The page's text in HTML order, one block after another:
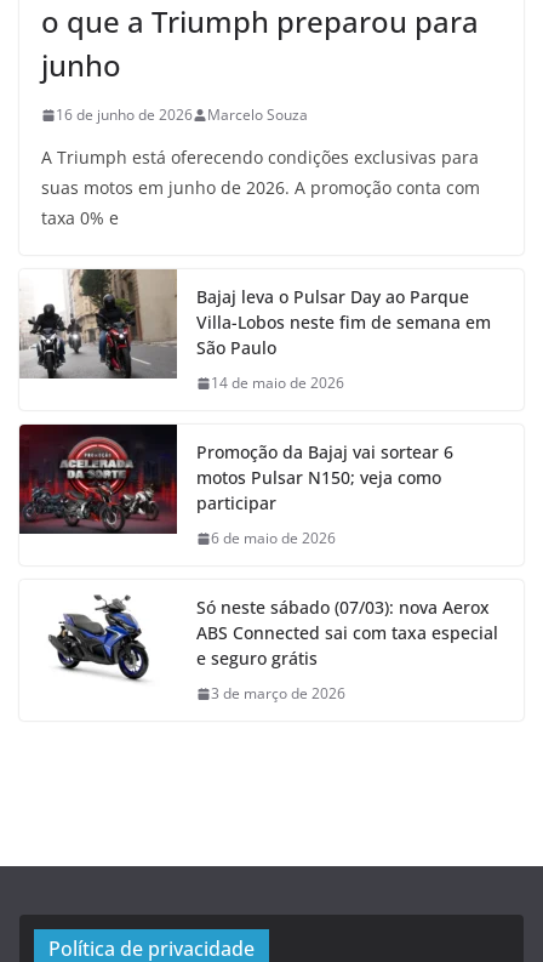
o que a Triumph preparou para
junho
16 de junho de 2026 Marcelo Souza
A Triumph está oferecendo condições exclusivas para
suas motos em junho de 2026. A promoção conta com
taxa 0% e
Bajaj leva o Pulsar Day ao Parque
Villa-Lobos neste fim de semana em
São Paulo
14 de maio de 2026
Promoção da Bajaj vai sortear 6
motos Pulsar N150; veja como
participar
6 de maio de 2026
Só neste sábado (07/03): nova Aerox
ABS Connected sai com taxa especial
e seguro grátis
3 de março de 2026
Política de privacidade